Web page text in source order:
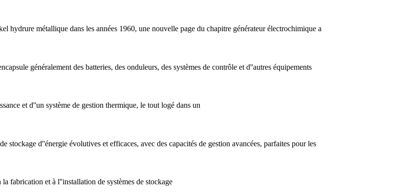
hydrure métallique dans les années 1960, une nouvelle page du chapitre générateur électrochimique a
généralement des batteries, des onduleurs, des systèmes de contrôle et d''autres équipements
et d''un système de gestion thermique, le tout logé dans un
stockage d''énergie évolutives et efficaces, avec des capacités de gestion avancées, parfaites pour les
fabrication et à l''installation de systèmes de stockage